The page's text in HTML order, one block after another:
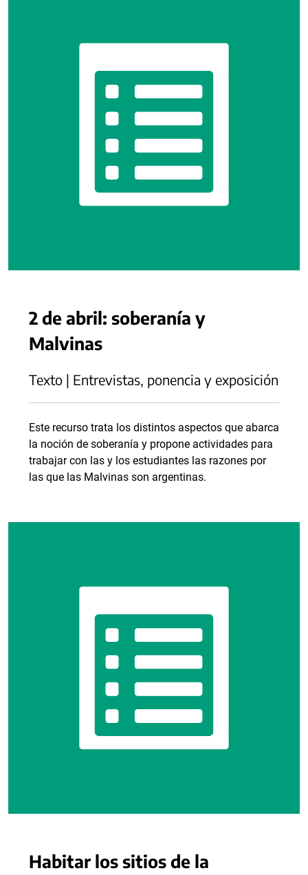
2 de abril: soberanía y
Malvinas
Texto | Entrevistas, ponencia y exposición
Este recurso trata los distintos aspectos que abarca
la noción de soberanía y propone actividades para
trabajar con las y los estudiantes las razones por
las que las Malvinas son argentinas.
Habitar los sitios de la